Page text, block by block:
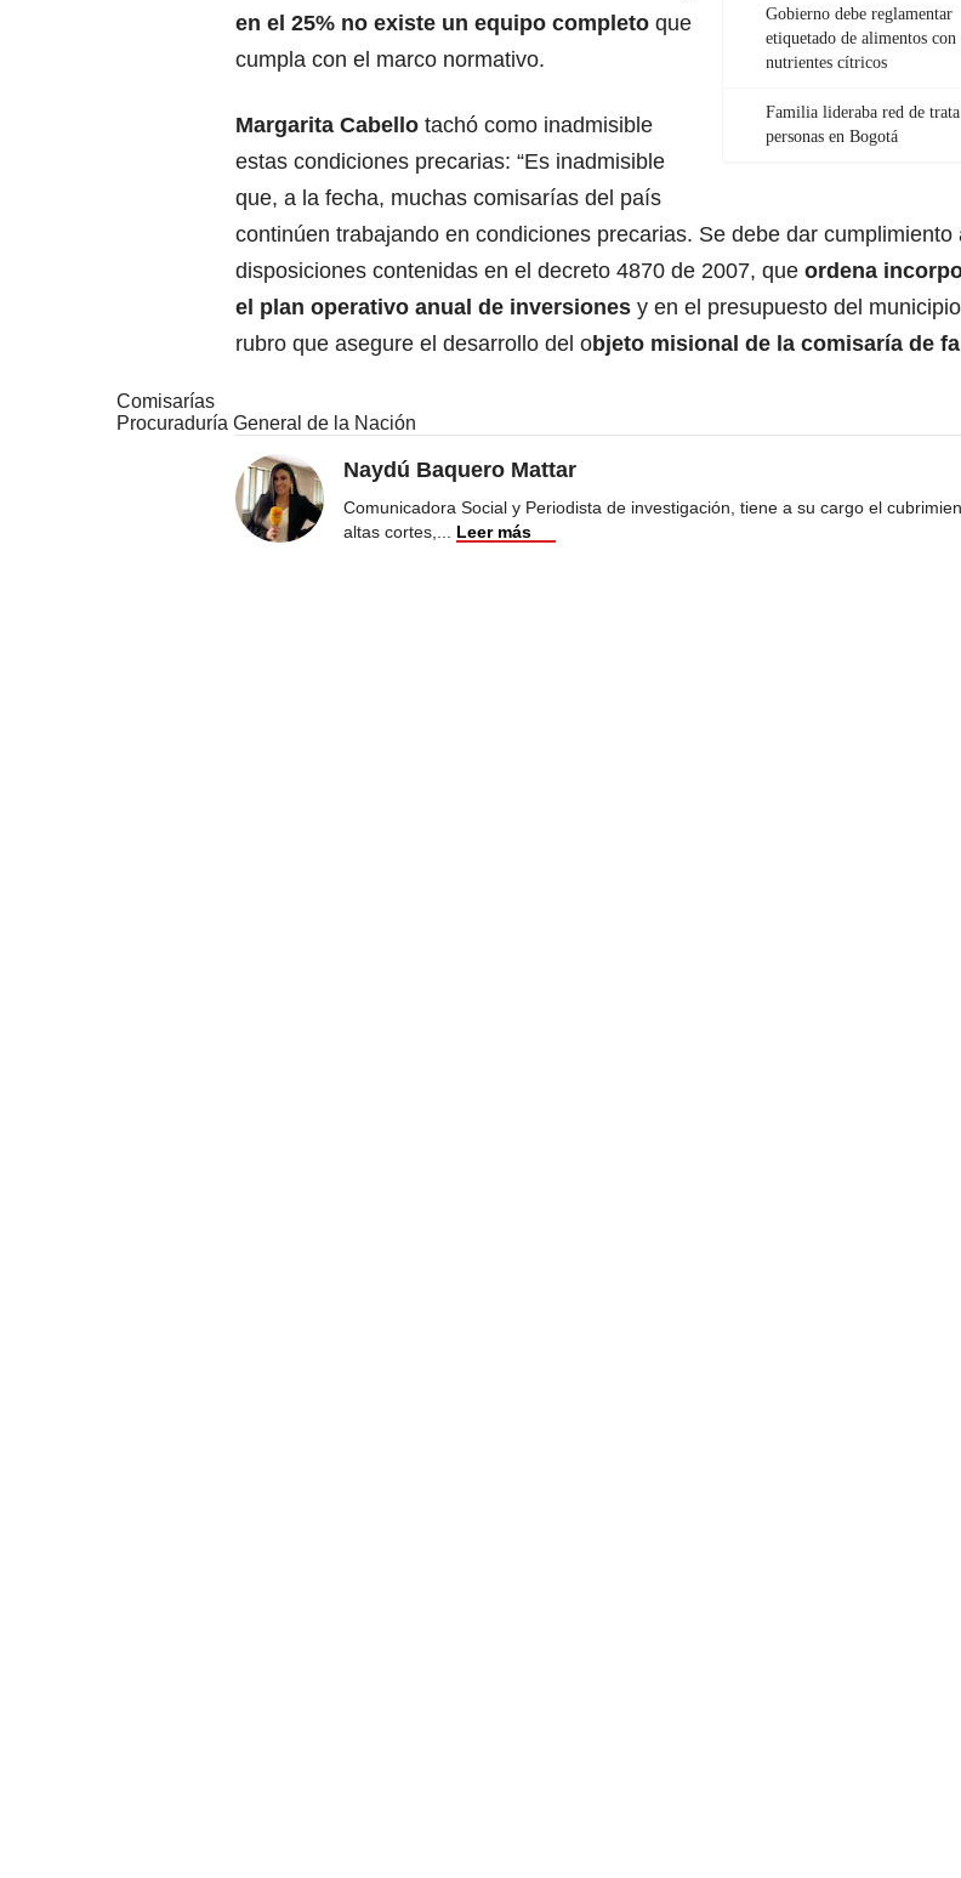
Gobierno debe reglamentar
etiquetado de alimentos con
nutrientes cítricos
Familia lideraba red de
personas en Bogotá
en el 25% no existe un equipo completo que
cumpla con el marco normativo.
Margarita Cabello tachó como inadmisible
estas condiciones precarias: “Es inadmisible
que, a la fecha, muchas comisarías del país
continúen trabajando en condiciones precarias. Se debe dar cumplimiento
disposiciones contenidas en el decreto 4870 de 2007, que ordena
el plan operativo anual de inversiones y en el presupuesto del
rubro que asegure el desarrollo del objeto misional de la comisaría de
Comisarías
Procuraduría General de la Nación
Naydú Baquero Mattar
Comunicadora Social y Periodista de investigación, tiene a su cargo el
altas cortes,
Leer más